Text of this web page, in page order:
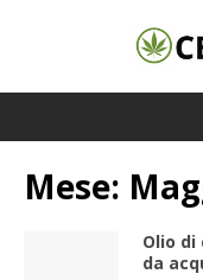
Mese:
Olio di
da